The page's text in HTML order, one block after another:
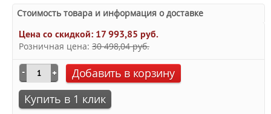
Стоимость товара и информация о доставке
Цена со скидкой: 17 993,85 руб.
Розничная цена: 30 498,04 руб.
Добавить в корзину
Купить в 1 клик